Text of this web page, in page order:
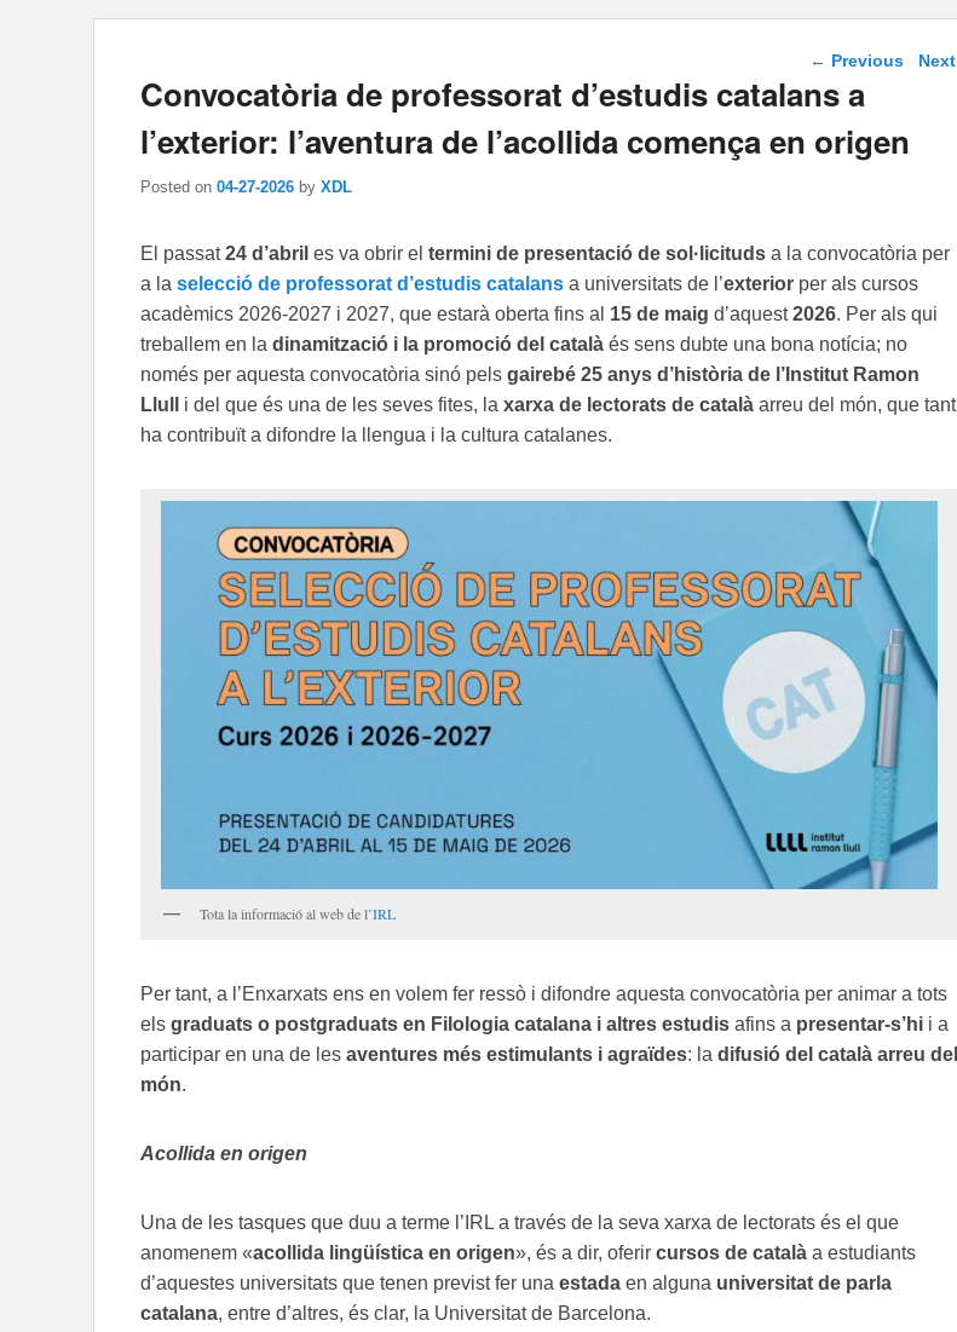
Post navigation
← Previous Next
Convocatòria de professorat d’estudis catalans a
l’exterior: l’aventura de l’acollida comença en origen
Posted on 04-27-2026 by XDL
El passat24 d’abril es va obrir el termini de presentació de sol·licituds a la convocatòria per
a la selecció de professorat d’estudis catalans a universitats de l’exterior per als cursos
acadèmics 2026-2027 i 2027, que estarà oberta fins al 15 de maig d’aquest2026. Per als qui
treballem en la dinamització i la promoció del català és sens dubte una bona notícia; no
només per aquesta convocatòria sinó pels gairebé 25 anys d’història de l’Institut Ramon
Llull
i del que és una de les seves fites, la xarxa de lectorats de català arreu del món, que tant
ha contribuït a difondre la llengua i la cultura catalanes.
Tota la informació al web de l’IRL
Per tant, a l’Enxarxats ens en volem fer ressò i difondre aquesta convocatòria per animar a tots
els graduats o postgraduats en Filologia catalana i altres estudis afins a presentar-s’hi i a
participar en una de les aventures més estimulants i agraïdes: la difusió del català arreu del
món.
Acollida en origen
Una de les tasques que duu a terme l’IRL a través de la seva xarxa de lectorats és el que
anomenem «acollida lingüística en origen», és a dir, oferir cursos de català a estudiants
d’aquestes universitats que tenen previst fer una estada en alguna universitat de parla
catalana, entre d’altres, és clar, la Universitat de Barcelona.